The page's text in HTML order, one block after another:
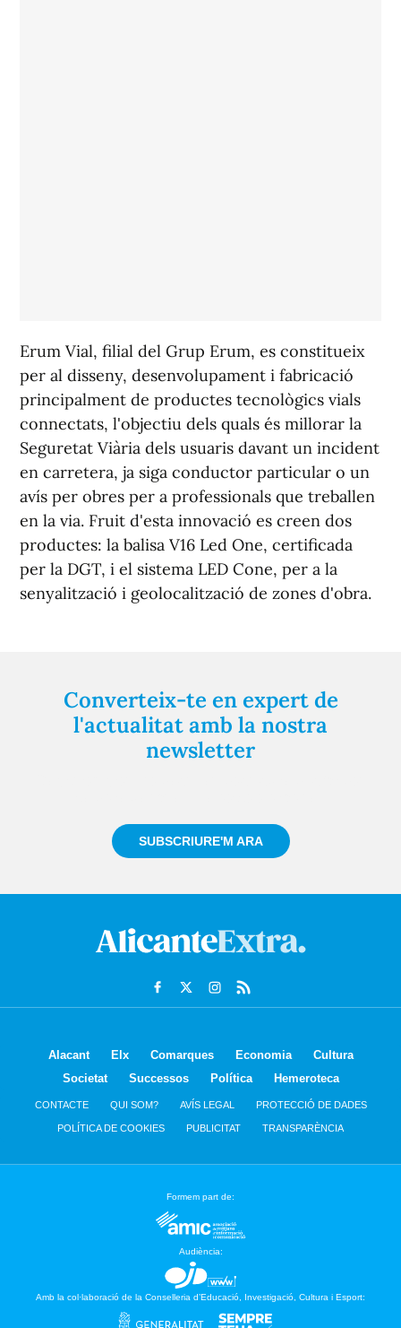
Erum Vial, filial del Grup Erum, es constitueix
per al disseny, desenvolupament i fabricació
principalment de productes tecnològics vials
connectats, l'objectiu dels quals és millorar la
Seguretat Viària dels usuaris davant un incident
en carretera, ja siga conductor particular o un
avís per obres per a professionals que treballen
en la via. Fruit d'esta innovació es creen dos
productes: la balisa V16 Led One, certificada
per la DGT, i el sistema LED Cone, per a la
senyalització i geolocalització de zones d'obra.
Converteix-te en expert de
l'actualitat amb la nostra
newsletter
SUBSCRIURE'M ARA
Alacant Elx Comarques Economia
Cultura
Societat
Successos Política Hemeroteca
CONTACTE QUI SOM? AVÍS LEGAL PROTECCIÓ DE DADES
POLÍTICA DE COOKIES PUBLICITAT TRANSPARÈNCIA
Formem part de:
Audiència:
Amb la col·laboració de la Conselleria d’Educació, Investigació, Cultura i Esport: